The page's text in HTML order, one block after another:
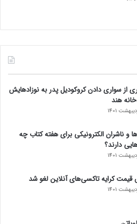
از سواری دادن کروکودیل پدر به نوزادهایش
هند
و ناشران الکترونیکی برای هفته کتاب چه
دارند؟
قیمت کرایه تاکسی‌های آنلاین لغو شد